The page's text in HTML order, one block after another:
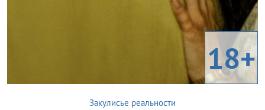
18+
Закулисье реальности